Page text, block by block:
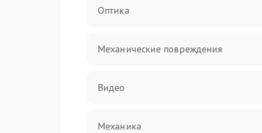
Оптика
Механические повреждения
Видео
Механика